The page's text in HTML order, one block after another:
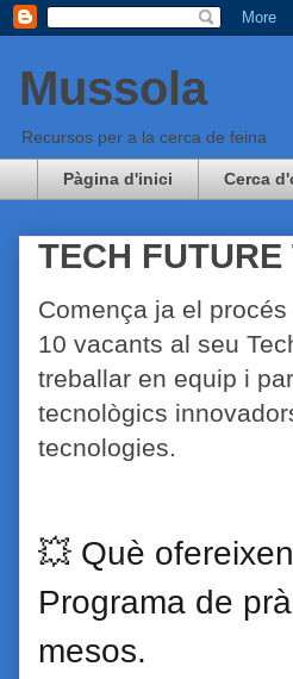
Mussola
Recursos per a la cerca de feina
Pàgina d'inici Cerca
TECH
Comença ja el
10 vacants al seu
treballar en equip i
tecnològics
tecnologies.
💥 Què
Programa de
mesos.